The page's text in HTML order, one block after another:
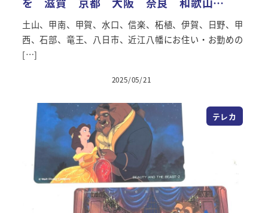
土山、甲南、甲賀、水口、信楽、柘植、伊賀、日野、甲
西、石部、竜王、八日市、近江八幡にお住い・お勤めの
[…]
投稿日
2025/05/21
テレカ